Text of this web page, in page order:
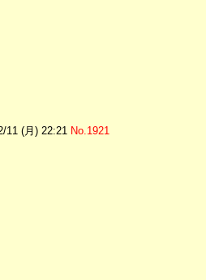
11 (月) 22:21 No.1921